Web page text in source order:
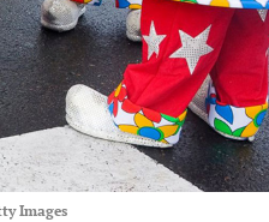
Images